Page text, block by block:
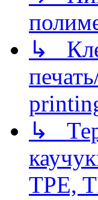
↳
↳
TPE,